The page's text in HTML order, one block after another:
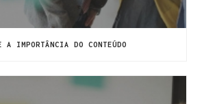
A IMPORTÂNCIA DO CONTEÚDO